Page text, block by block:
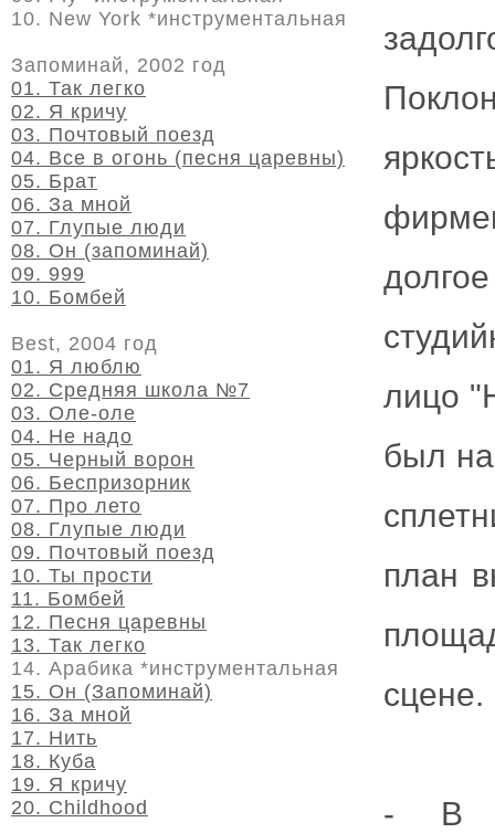
лицо
был
план
сцене.
- В
10. New York *инструментальная
Запоминай, 2002 год
01. Так легко
02. Я кричу
03. Почтовый поезд
04. Все в огонь (песня царевны)
05. Брат
06. За мной
07. Глупые люди
08. Он (запоминай)
09. 999
10. Бомбей
Best, 2004 год
01. Я люблю
02. Средняя школа №7
03. Оле-оле
04. Не надо
05. Черный ворон
06. Беспризорник
07. Про лето
08. Глупые люди
09. Почтовый поезд
10. Ты прости
11. Бомбей
12. Песня царевны
13. Так легко
14. Арабика *инструментальная
15. Он (Запоминай)
16. За мной
17. Нить
18. Куба
19. Я кричу
20. Childhood